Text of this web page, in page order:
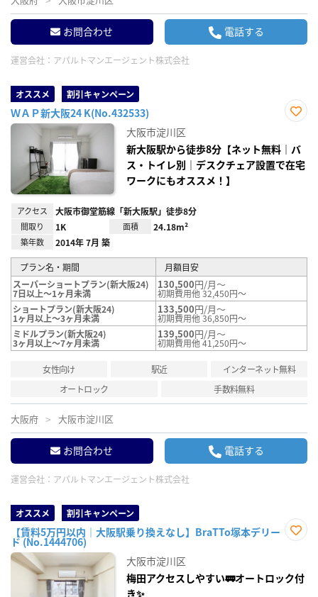
お問合わせ 電話する
運営会社： アパルトマンエージェント株式会社
オススメ 割引キャンペーン
ＷＡＰ新大阪24 K(No.432533)
り登
録
大阪市淀川区
新大阪駅から徒歩8分【ネット無料｜バ
ス・トイレ別｜デスクチェア設置で在宅
ワークにもオススメ！】
アクセス 大阪市御堂筋線「新大阪駅」徒歩8分
間取り 1K 面積 24.18m²
築年数 2014年 7月 築
プラン名・期間
月額目安
スーパーショートプラン(新大阪24)
7日以上～1ヶ月未満
130,500円/月～
初期費用他 32,450円～
ショートプラン(新大阪24)
1ヶ月以上～3ヶ月未満
133,500円/月～
初期費用他 36,850円～
ミドルプラン(新大阪24)
3ヶ月以上～7ヶ月未満
139,500円/月～
初期費用他 41,250円～
女性向け 駅近
インターネット無料
オートロック
手数料無料
大阪府 大阪市淀川区
お問合わせ 電話する
運営会社： アパルトマンエージェント株式会社
オススメ 割引キャンペーン
【賃料5万円以内｜大阪駅乗り換えなし】BraTTo塚本デリー
ド (No.1444706)
録
大阪市淀川区
梅田アクセスしやすい🚃オートロック付
き✨